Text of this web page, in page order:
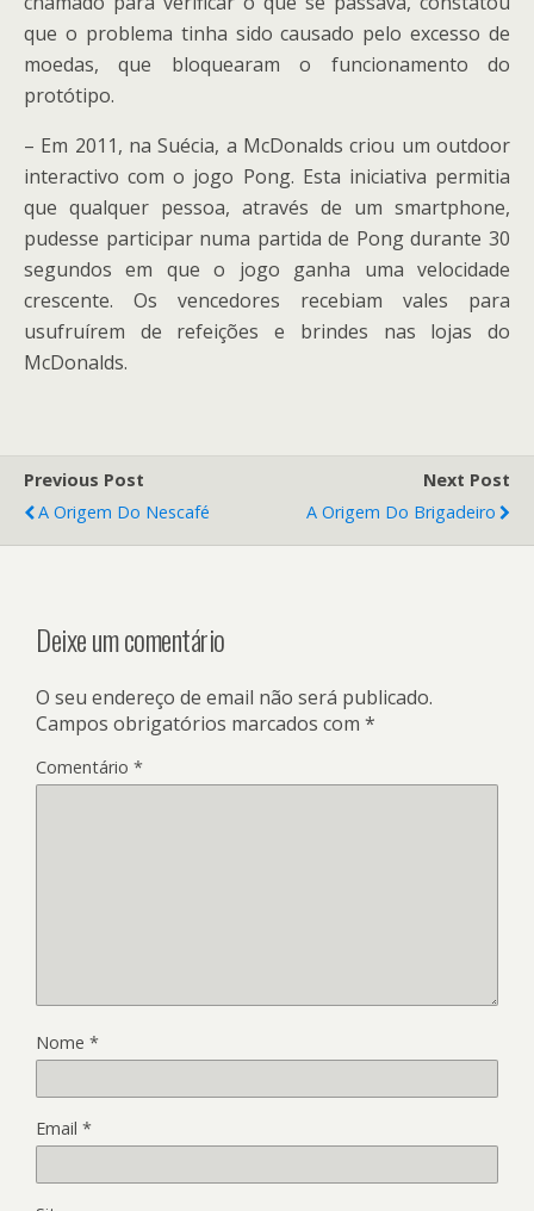
que o problema tinha sido causado pelo excesso de
moedas, que bloquearam o funcionamento do
protótipo.
– Em 2011, na Suécia, a McDonalds criou um outdoor
interactivo com o jogo Pong. Esta iniciativa permitia
que qualquer pessoa, através de um smartphone,
pudesse participar numa partida de Pong durante 30
segundos em que o jogo ganha uma velocidade
crescente. Os vencedores recebiam vales para
usufruírem de refeições e brindes nas lojas do
McDonalds.
Previous Post
A Origem Do Nescafé
Next Post
A Origem Do Brigadeiro
Deixe um comentário
O seu endereço de email não será publicado.
Campos obrigatórios marcados com *
Comentário *
Nome *
Email *